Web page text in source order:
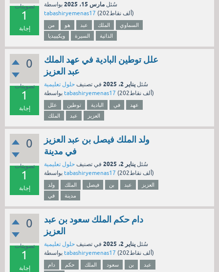
تصويتات
1
إجابة
سُئل مارس 15، 2025
بواسطة
tabashiryemenas17 ( 202ألف نقاط)
من هو عبد الملك
السماوي
ويكيبيديا
السيرة الذاتية
0
تصويتات
1
إجابة
علل توطين البادية في عهد الملك
عبد العزيز
سُئل يناير 2، 2025 في تصنيف حلول تعليمية
tabashiryemenas17 ( 202ألف نقاط)
علل توطين البادية في
عهد
الملك
عبد العزيز
0
تصويتات
1
إجابة
ولد الملك فيصل بن عبد العزيز
في مدينة
سُئل يناير 2، 2025 في تصنيف حلول تعليمية
tabashiryemenas17 ( 202ألف نقاط)
ولد الملك فيصل بن عبد
العزيز
في
مدينة
0
تصويتات
1
إجابة
دام حكم الملك سعود بن عبد
العزيز
سُئل يناير 2، 2025 في تصنيف حلول تعليمية
tabashiryemenas17 ( 202ألف نقاط)
دام حكم الملك سعود بن
عبد